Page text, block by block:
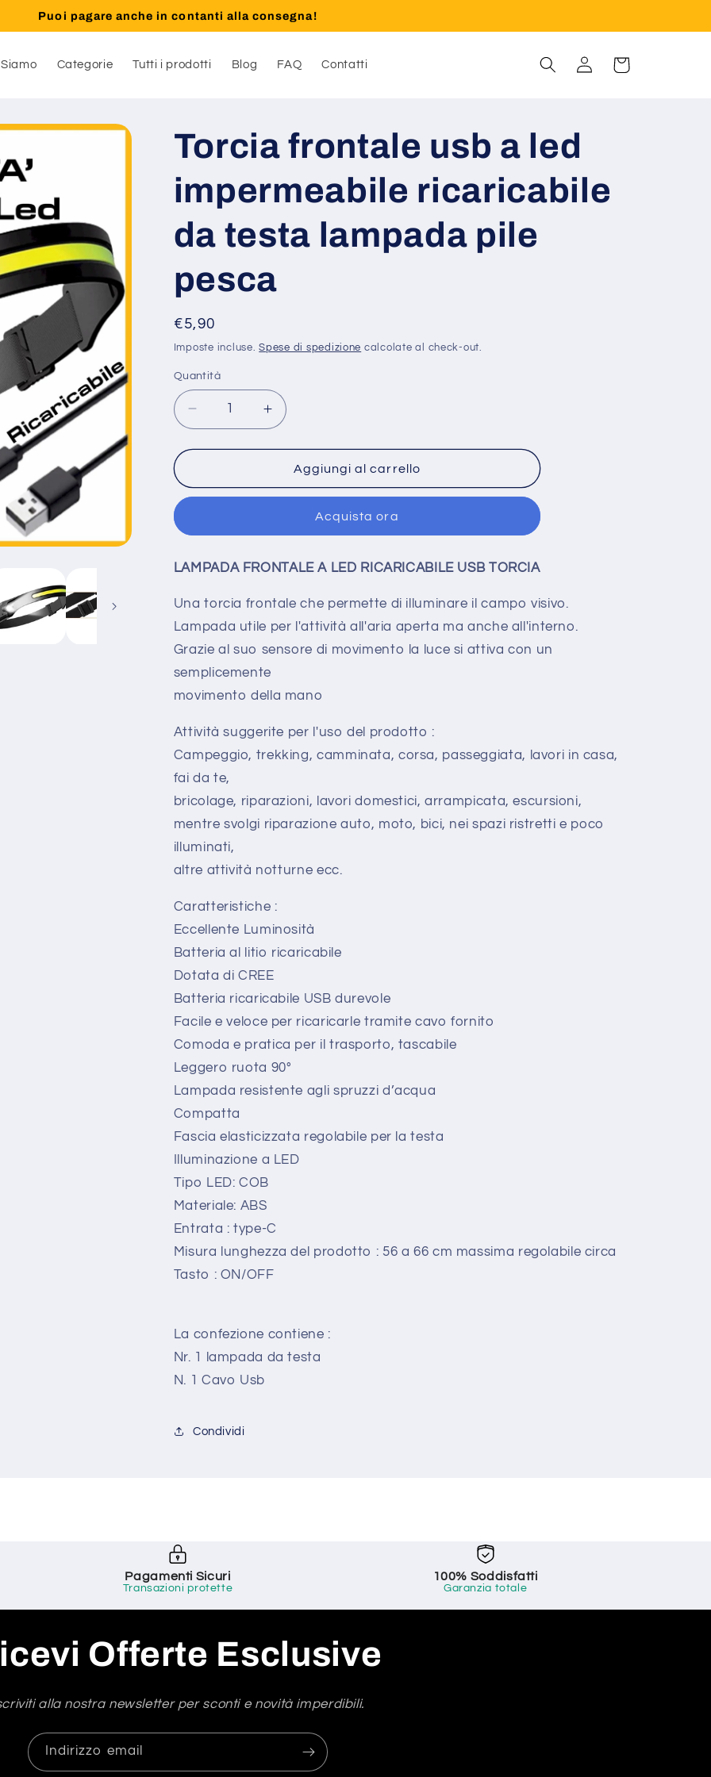
Puoi pagare anche in contanti alla consegna!
Categorie Tutti i prodotti Blog FAQ Contatti Accedi Carrello
Torcia frontale usb a led
impermeabile ricaricabile
da testa lampada pile
pesca
Prezzo
di
€5,90
Imposte incluse.Spese di spedizione calcolate al check-out.
Quantità
Diminuisci
quantità
per
frontale
led
ricaricabile
testa
lampada
pile
Aumenta
quantità
per
Torcia
frontale
led
ricaricabile
testa
lampada
pile
Aggiungi al carrello
Acquista ora
LAMPADA FRONTALE A LED RICARICABILE USB TORCIA
Una torcia frontale che permette di illuminare il campo visivo.
Lampada utile per l'attività all'aria aperta ma anche all'interno.
Grazie al suo sensore di movimento la luce si attiva con un
semplicemente
movimento della mano
Attività suggerite per l'uso del prodotto :
Campeggio, trekking, camminata, corsa, passeggiata, lavori in casa,
fai da te,
bricolage, riparazioni, lavori domestici, arrampicata, escursioni,
mentre svolgi riparazione auto, moto, bici, nei spazi ristretti e poco
illuminati,
altre attività notturne ecc.
Caratteristiche :
Eccellente Luminosità
Batteria al litio ricaricabile
Dotata di CREE
Batteria ricaricabile USB durevole
Facile e veloce per ricaricarle tramite cavo fornito
Comoda e pratica per il trasporto, tascabile
Leggero ruota 90°
Lampada resistente agli spruzzi d’acqua
Compatta
Fascia elasticizzata regolabile per la testa
Illuminazione a LED
Tipo LED: COB
Materiale: ABS
Entrata : type-C
Misura lunghezza del prodotto : 56 a 66 cm massima regolabile circa
Tasto : ON/OFF
La confezione contiene :
Nr. 1 lampada da testa
N. 1 Cavo Usb
Condividi
Pagamenti Sicuri
Transazioni protette
100% Soddisfatti
Garanzia totale
Offerte Esclusive
alla nostra newsletter per sconti e novità imperdibili.
Indirizzo email